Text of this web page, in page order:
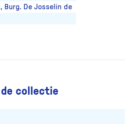
Burg. De Josselin de
collectie